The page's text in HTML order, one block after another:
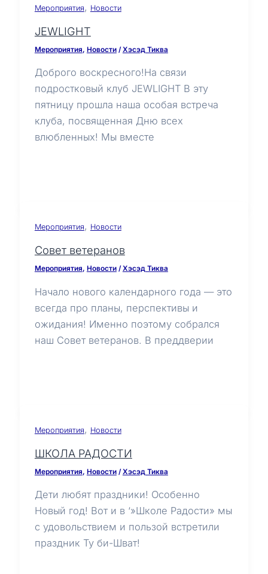
Мероприятия, Новости
JEWLIGHT
Мероприятия, Новости/Хэсэд Тиква
Доброго воскресного!На связи
подростковый клуб JEWLIGHT В эту
пятницу прошла наша особая встреча
клуба, посвященная Дню всех
влюбленных! Мы вместе
Мероприятия, Новости
Совет ветеранов
Мероприятия, Новости/Хэсэд Тиква
Начало нового календарного года — это
всегда про планы, перспективы и
ожидания! Именно поэтому собрался
наш Совет ветеранов. В преддверии
Мероприятия, Новости
ШКОЛА РАДОСТИ
Мероприятия, Новости/Хэсэд Тиква
Дети любят праздники! Особенно
Новый год! Вот и в ‘»Школе Радости» мы
с удовольствием и пользой встретили
праздник Ту би-Шват!